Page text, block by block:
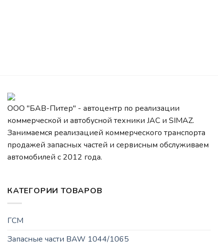
ООО "БАВ-Питер" - автоцентр по реализации
коммерческой и автобусной техники JAC и SIMAZ.
Занимаемся реализацией коммерческого транспорта
продажей запасных частей и сервисным обслуживаем
автомобилей c 2012 года.
КАТЕГОРИИ ТОВАРОВ
ГСМ
Запасные части BAW 1044/1065